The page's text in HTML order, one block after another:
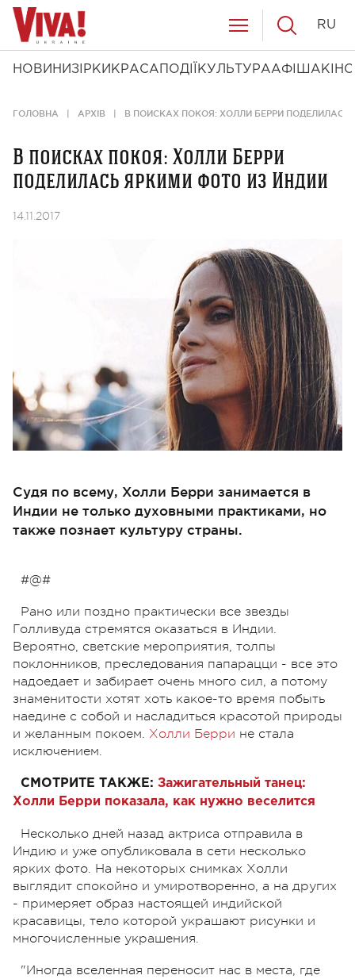
НОВИНИ ЗІРКИ КРАСА ПОДІЇ КУЛЬТУРААФІША КІНО
RU
ГОЛОВНА АРХІВ В ПОИСКАХ ПОКОЯ: ХОЛЛИ БЕРРИ ПОДЕЛИЛАСЬ
В поисках покоя: Холли Берри
поделилась яркими фото из Индии
14.11.2017
Судя по всему, Холли Берри занимается в
Индии не только духовными практиками, но
также познает культуру страны.
#@#
Рано или поздно практически все звезды
Голливуда стремятся оказаться в Индии.
Вероятно, светские мероприятия, толпы
поклонников, преследования папарацци - все это
надоедает и забирает очень много сил, а потому
знаменитости хотят хоть какое-то время побыть
наедине с собой и насладиться красотой природы
и желанным покоем. Холли Берри не стала
исключением.
СМОТРИТЕ ТАКЖЕ: Зажигательный танец:
Холли Берри показала, как нужно веселится
Несколько дней назад актриса отправила в
Индию и уже опубликовала в сети несколько
ярких фото. На некоторых снимках Холли
выглядит спокойно и умиротворенно, а на других
- примеряет образ настоящей индийской
красавицы, тело которой украшают рисунки и
многочисленные украшения.
"Иногда вселенная переносит нас в места, где